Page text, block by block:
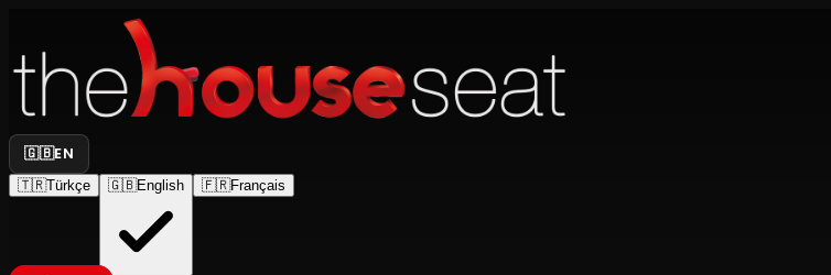
🇬🇧EN
🇹🇷Türkçe 🇬🇧English 🇫🇷Français